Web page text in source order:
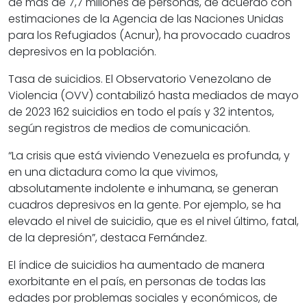
estimaciones de la Agencia de las Naciones Unidas
para los Refugiados (Acnur), ha provocado cuadros
depresivos en la población.
Tasa de suicidios. El Observatorio Venezolano de
Violencia (OVV) contabilizó hasta mediados de mayo
de 2023 162 suicidios en todo el país y 32 intentos,
según registros de medios de comunicación.
“La crisis que está viviendo Venezuela es profunda, y
en una dictadura como la que vivimos,
absolutamente indolente e inhumana, se generan
cuadros depresivos en la gente. Por ejemplo, se ha
elevado el nivel de suicidio, que es el nivel último, fatal,
de la depresión”, destaca Fernández.
El índice de suicidios ha aumentado de manera
exorbitante en el país, en personas de todas las
edades por problemas sociales y económicos, de